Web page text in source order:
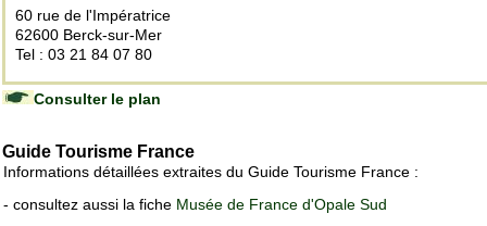
60 rue de l'Impératrice
62600 Berck-sur-Mer
Tel : 03 21 84 07 80
Consulter le plan
Guide Tourisme France
Informations détaillées extraites du Guide Tourisme France :
- consultez aussi la fiche Musée de France d'Opale Sud